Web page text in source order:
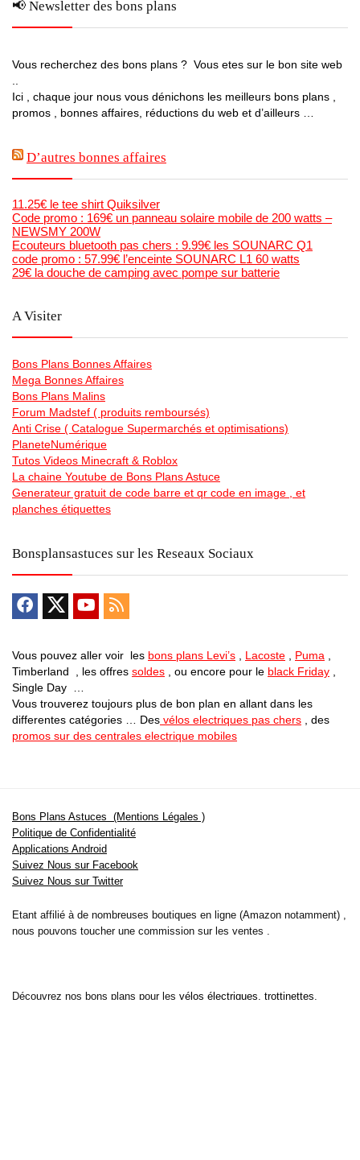
📢 Newsletter des bons plans
Vous recherchez des bons plans ? Vous etes sur le bon site web
Ici , chaque jour nous vous dénichons les meilleurs bons plans ,
promos , bonnes affaires, réductions du web et d’ailleurs …
D’autres bonnes affaires
11.25€ le tee shirt Quiksilver
Code promo : 169€ un panneau solaire mobile de 200 watts –
NEWSMY 200W
Ecouteurs bluetooth pas chers : 9.99€ les SOUNARC Q1
code promo : 57.99€ l’enceinte SOUNARC L1 60 watts
29€ la douche de camping avec pompe sur batterie
A Visiter
Bons Plans Bonnes Affaires
Mega Bonnes Affaires
Bons Plans Malins
Forum Madstef ( produits remboursés)
Anti Crise ( Catalogue Supermarchés et optimisations)
PlaneteNumérique
Tutos Videos Minecraft & Roblox
La chaine Youtube de Bons Plans Astuce
Generateur gratuit de code barre et qr code en image , et
planches étiquettes
Bonsplansastuces sur les Reseaux Sociaux
Vous pouvez aller voir les bons plans Levi’s Lacoste Puma
Timberland , les offres soldes , ou encore pour le black Friday
Single Day …
Vous trouverez toujours plus de bon plan en allant dans les
differentes catégories … Des vélos electriques pas chers , des
promos sur des centrales electrique mobiles
Bons Plans Astuces (Mentions Légales )
Politique de Confidentialité
Applications Android
Suivez Nous sur Facebook
Suivez Nous sur Twitter
Etant affilié à de nombreuses boutiques en ligne (Amazon notamment) ,
nous pouvons toucher une commission sur les ventes .
Découvrez nos bons plans pour les vélos électriques trottinettes